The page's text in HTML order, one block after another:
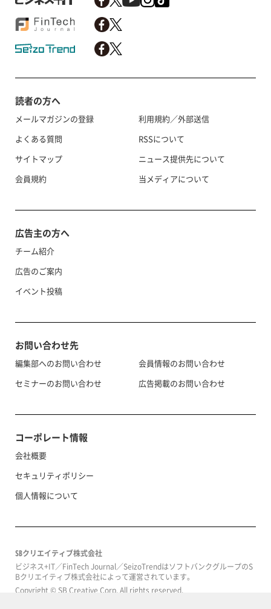
読者の方へ
メールマガジンの登録
よくある質問
サイトマップ
会員規約
利用規約／外部送信
RSSについて
ニュース提供先について
当メディアについて
広告主の方へ
チーム紹介
広告のご案内
イベント投稿
お問い合わせ先
編集部へのお問い合わせ
セミナーのお問い合わせ
会員情報のお問い合わせ
広告掲載のお問い合わせ
コーポレート情報
会社概要
セキュリティポリシー
個人情報について
SBクリエイティブ株式会社
ビジネス+IT／FinTech Journal／SeizoTrendはソフトバンクグループのS
Bクリエイティブ株式会社によって運営されています。
Copyright © SB Creative Corp. All rights reserved.